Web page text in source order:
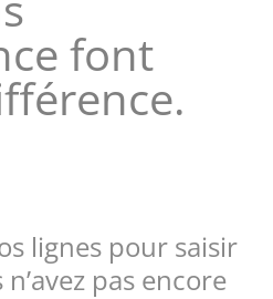
font
lignes pour saisir
pas encore